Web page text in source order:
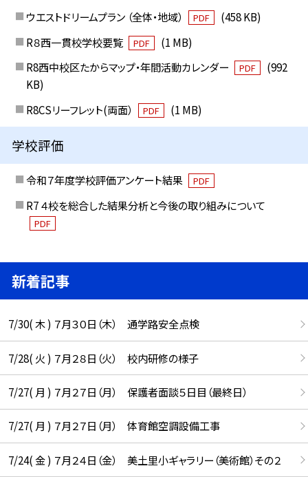
ウエストドリームプラン （全体・地域）
PDF
(458 KB)
R８西一貫校学校要覧
PDF
(1 MB)
R8西中校区たからマップ・年間活動カレンダー
PDF
(992
KB)
R8CSリーフレット(両面）
PDF (1 MB)
学校評価
令和７年度学校評価アンケート結果 PDF
R7 ４校を総合した結果分析と今後の取り組みについて
PDF
新着記事
7/30( 木 ) ７月３０日（木） 通学路安全点検
7/28( 火 ) ７月２８日（火） 校内研修の様子
7/27( 月 ) ７月２７日（月） 保護者面談５日目（最終日）
7/27( 月 ) ７月２７日（月） 体育館空調設備工事
7/24( 金 ) ７月２４日（金） 美土里小ギャラリー（美術館）その２